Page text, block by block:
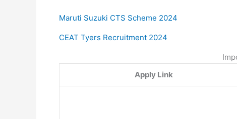
Maruti Suzuki CTS Scheme 2024
CEAT Tyers Recruitment 2024
Apply Link